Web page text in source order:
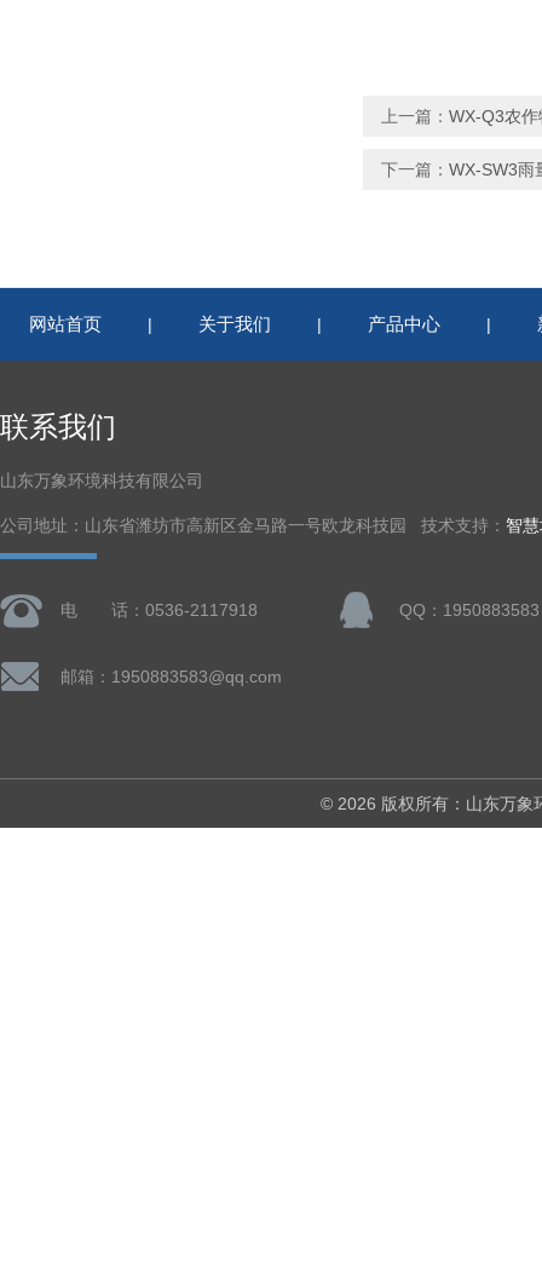
上一篇： WX-Q3农
下一篇： WX-SW3雨
网站首页 | 关于我们 | 产品中心 |
联系我们
山东万象环境科技有限公司
公司地址：山东省潍坊市高新区金马路一号欧龙科技园 技术支持： 智
电 话：0536-2117918 QQ：1950883583
邮箱：1950883583@qq.com
© 2026 版权所有：山东万